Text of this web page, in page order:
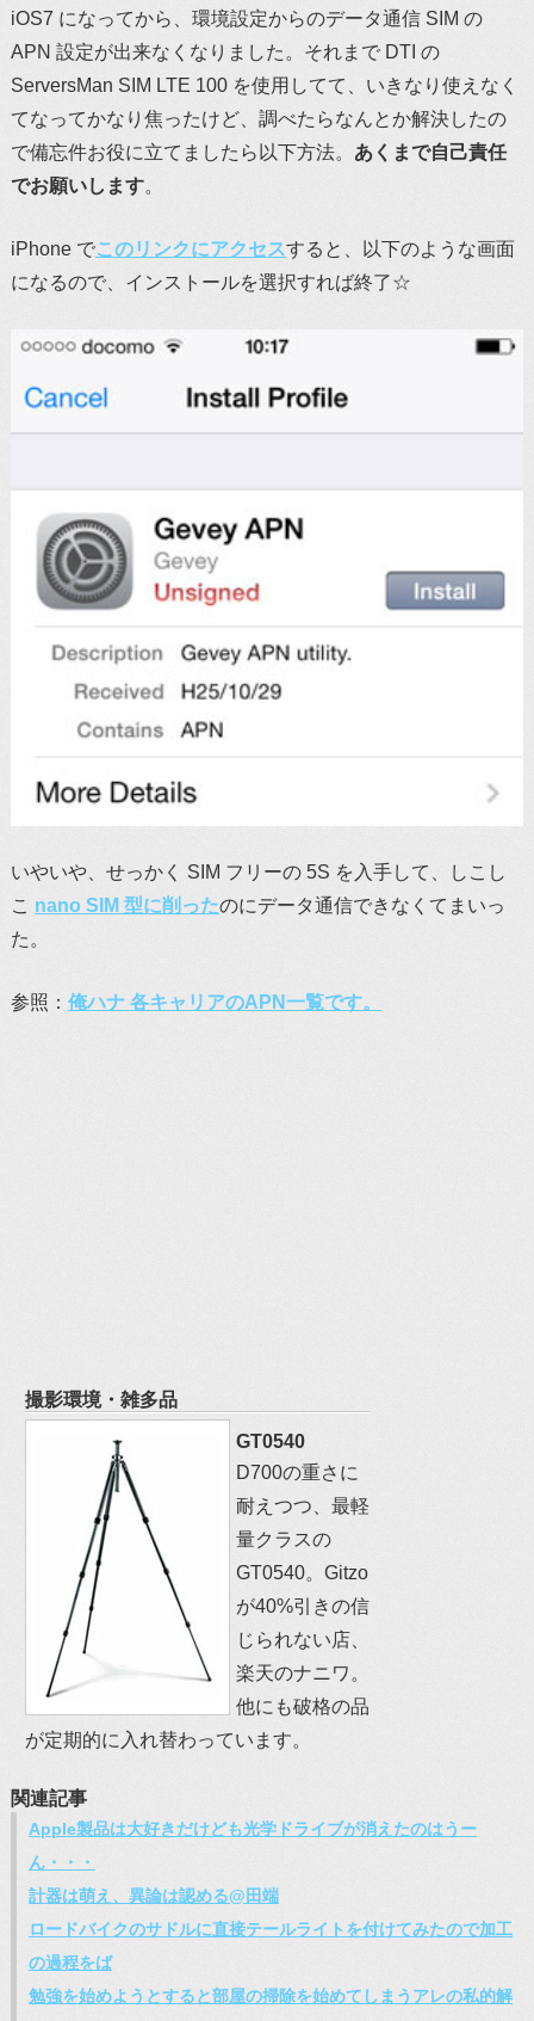
iOS7 になってから、環境設定からのデータ通信 SIM の
APN 設定が出来なくなりました。それまで DTI の
ServersMan SIM LTE 100 を使用してて、いきなり使えなく
てなってかなり焦ったけど、調べたらなんとか解決したの
で備忘件お役に立てましたら以下方法。 あくまで自己責任
でお願いします。
iPhone でこのリンクにアクセスすると、以下のような画面
になるので、インストールを選択すれば終了☆
いやいや、せっかく SIM フリーの 5S を入手して、しこし
こ nano SIM 型に削ったのにデータ通信できなくてまいっ
た。
参照： 俺ハナ 各キャリアのAPN一覧です。
撮影環境・雑多品
GT0540
D700の重さに
耐えつつ、最軽
量クラスの
GT0540。Gitzo
が40%引きの信
じられない店、
楽天のナニワ。
他にも破格の品
が定期的に入れ替わっています。
関連記事
Apple製品は大好きだけども光学ドライブが消えたのはうー
ん・・・
計器は萌え、異論は認める@田端
ロードバイクのサドルに直接テールライトを付けてみたので加工
の過程をば
勉強を始めようとすると部屋の掃除を始めてしまうアレの私的解